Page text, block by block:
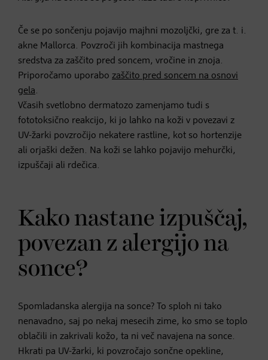
Če se po sončenju pojavijo majhni mozoljčki, gre za t. i.
akne Mallorca. Povzroči jih kombinacija mastnega
sredstva za zaščito pred soncem, vročine in znoja.
Priporočamo uporabo zaščito pred soncem na osnovi
gela.
Včasih svetlobno dermatozo zamenjamo tudi s
fototoksično reakcijo, ki jo lahko na koži v povezavi z
UV-žarki povzročijo nekatere rastline, kot so hortenzije
ali orjaški dežen. Na koži se lahko pojavijo mehurčki,
izpuščaji ali rdečica.
Kako nastane izpuščaj,
povezan z alergijo na
sonce?
Spomladanska alergija na sonce? To sploh ni tako
nenavadno, saj po nekaj mesecih zime, ko smo se toplo
oblačili in zakrivali kožo, ta ni več navajena na sonce.
Hkrati pa UV-žarki, ki povzročajo sončne opekline,